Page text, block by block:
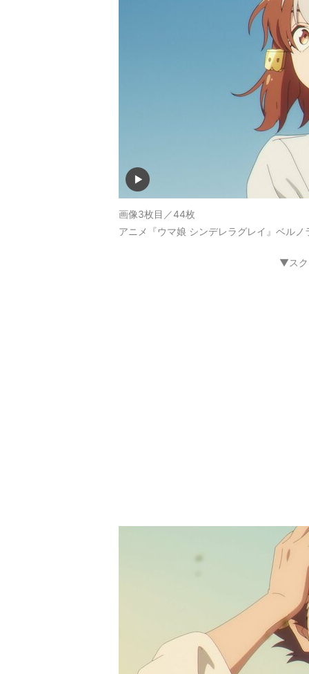
画像3枚目／44枚
アニメ『ウマ娘 シンデレラグレイ』ベルノ
▼スク